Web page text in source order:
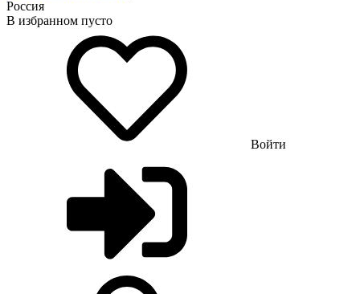
Россия
В избранном пусто
Войти